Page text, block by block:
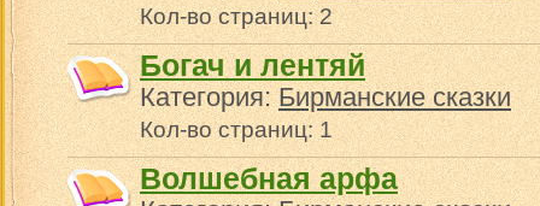
Кол-во страниц: 2
Богач и лентяй
Категория:Бирманские сказки
Кол-во страниц: 1
Волшебная арфа